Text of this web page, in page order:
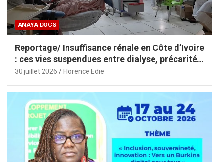
ANAYA DOCS
Reportage/ Insuffisance rénale en Côte d’Ivoire
: ces vies suspendues entre dialyse, précarité
et espoir
30 juillet 2026 Florence Edie